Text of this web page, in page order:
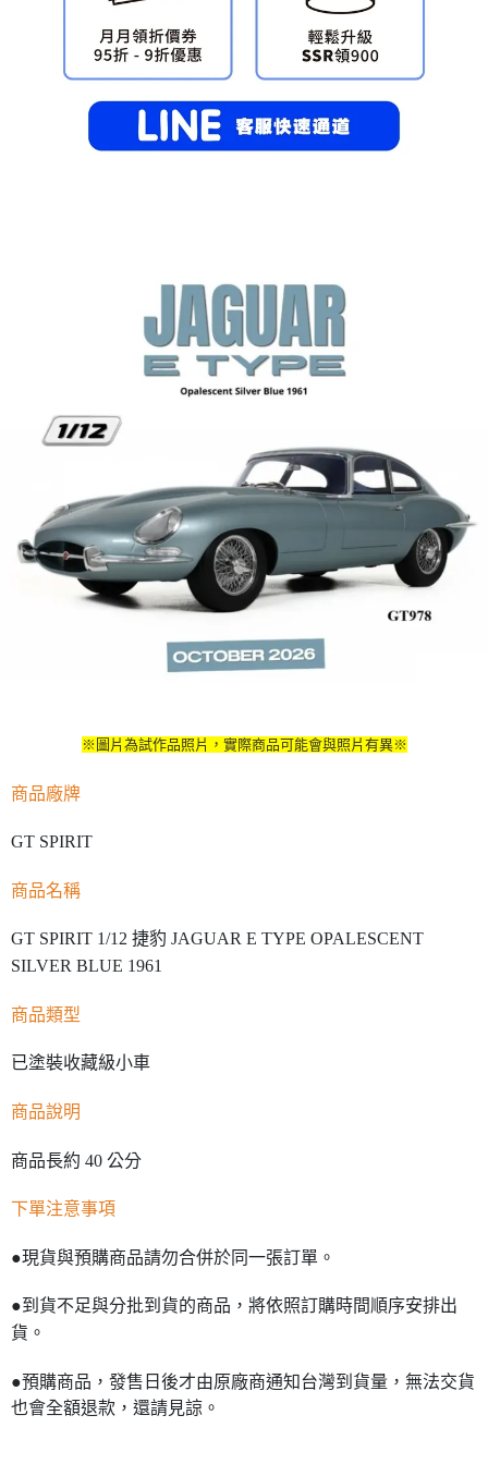
※圖片為試作品照片，實際商品可能會與照片有異※
商品廠牌
GT SPIRIT
商品名稱
GT SPIRIT 1/12 捷豹 JAGUAR E TYPE OPALESCENT
SILVER BLUE 1961
商品類型
已塗裝收藏級小車
商品說明
商品長約 40 公分
下單注意事項
●現貨與預購商品請勿合併於同一張訂單。
●到貨不足與分批到貨的商品，將依照訂購時間順序安排出
貨。
●預購商品，發售日後才由原廠商通知台灣到貨量，無法交貨
也會全額退款，還請見諒。